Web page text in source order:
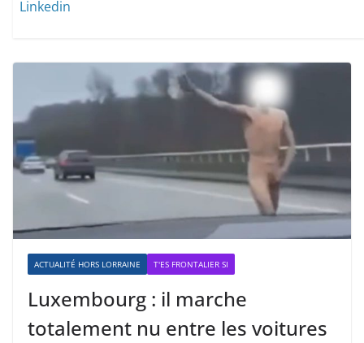
Linkedin
ACTUALITÉ HORS LORRAINE T'ES FRONTALIER SI
Luxembourg : il marche
totalement nu entre les voitures